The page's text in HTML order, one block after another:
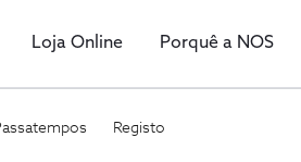
Loja Online Porquê a NOS
Registo